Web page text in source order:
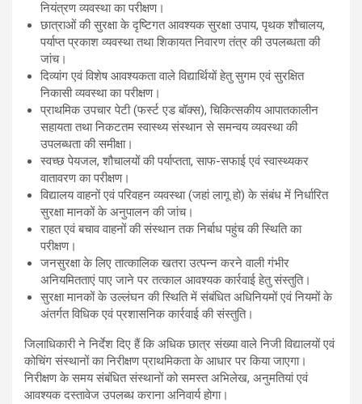
नियंत्रण व्यवस्था का परीक्षण।
छात्राओं की सुरक्षा के दृष्टिगत आवश्यक सुरक्षा उपाय, पृथक शौचालय,
पर्याप्त प्रकाश व्यवस्था तथा शिकायत निवारण तंत्र की उपलब्धता की
जांच।
दिव्यांग एवं विशेष आवश्यकता वाले विद्यार्थियों हेतु सुगम एवं सुरक्षित
निकासी व्यवस्था का परीक्षण।
प्राथमिक उपचार पेटी (फर्स्ट एड बॉक्स), चिकित्सकीय आपातकालीन
सहायता तथा निकटतम स्वास्थ्य संस्थान से समन्वय व्यवस्था की
उपलब्धता की समीक्षा।
स्वच्छ पेयजल, शौचालयों की पर्याप्तता, साफ-सफाई एवं स्वास्थ्यकर
वातावरण का परीक्षण।
विद्यालय वाहनों एवं परिवहन व्यवस्था (जहां लागू हो) के संबंध में निर्धारित
सुरक्षा मानकों के अनुपालन की जांच।
राहत एवं बचाव वाहनों की संस्थान तक निर्बाध पहुंच की स्थिति का
परीक्षण।
जनसुरक्षा के लिए तात्कालिक खतरा उत्पन्न करने वाली गंभीर
अनियमितताएं पाए जाने पर तत्काल आवश्यक कार्रवाई हेतु संस्तुति।
सुरक्षा मानकों के उल्लंघन की स्थिति में संबंधित अधिनियमों एवं नियमों के
अंतर्गत विधिक एवं प्रशासनिक कार्रवाई की संस्तुति।
जिलाधिकारी ने निर्देश दिए हैं कि अधिक छात्र संख्या वाले निजी विद्यालयों एवं
कोचिंग संस्थानों का निरीक्षण प्राथमिकता के आधार पर किया जाएगा।
निरीक्षण के समय संबंधित संस्थानों को समस्त अभिलेख, अनुमतियां एवं
आवश्यक दस्तावेज उपलब्ध कराना अनिवार्य होगा।